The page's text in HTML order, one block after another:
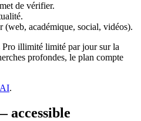
de vérifier.
académique, social, vidéos).
Pro illimité limité par jour sur la
profondes, le plan compte
.